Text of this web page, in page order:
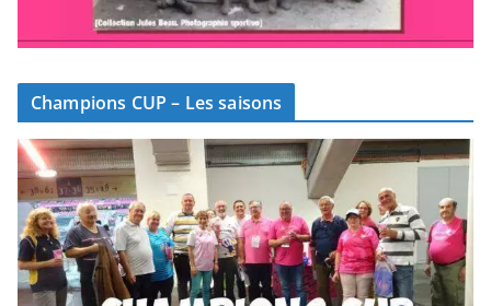
Champions CUP – Les saisons